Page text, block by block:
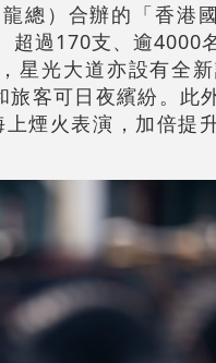
總）合辦的「香港
超過170支、逾4000
星光大道亦設有全
旅客可日夜繽紛。此
煙火表演，加倍提